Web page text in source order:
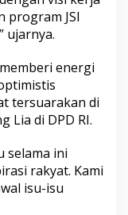
program JSI
ujarnya.
energi
tersuarakan di
Lia di DPD RI.
selama ini
rakyat. Kami
isu-isu